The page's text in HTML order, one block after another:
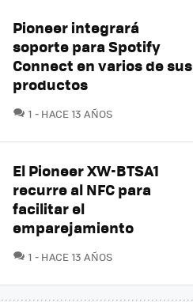
Pioneer integrará
soporte para Spotify
Connect en varios de sus
productos
1 COMENTARIOS
HACE 13 AÑOS
El Pioneer XW-BTSA1
recurre al NFC para
facilitar el
emparejamiento
1 COMENTARIOS
HACE 13 AÑOS